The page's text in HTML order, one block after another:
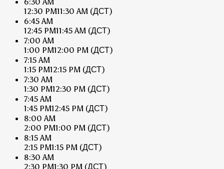
12:30 PM11:30 AM (ДСТ)
6:45 AM
12:45 PM11:45 AM (ДСТ)
7:00 AM
1:00 PM12:00 PM (ДСТ)
7:15 AM
1:15 PM12:15 PM (ДСТ)
7:30 AM
1:30 PM12:30 PM (ДСТ)
7:45 AM
1:45 PM12:45 PM (ДСТ)
8:00 AM
2:00 PM1:00 PM (ДСТ)
8:15 AM
2:15 PM1:15 PM (ДСТ)
8:30 AM
2:30 PM1:30 PM (ДСТ)